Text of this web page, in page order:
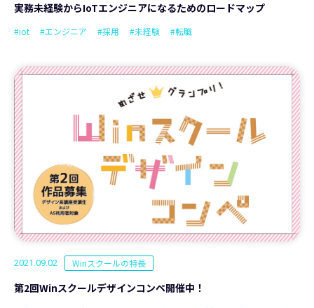
実務未経験からIoTエンジニアになるためのロードマップ
#iot #エンジニア #採用 #未経験 #転職
2021.09.02 Winスクールの特長
第2回Winスクールデザインコンペ開催中！